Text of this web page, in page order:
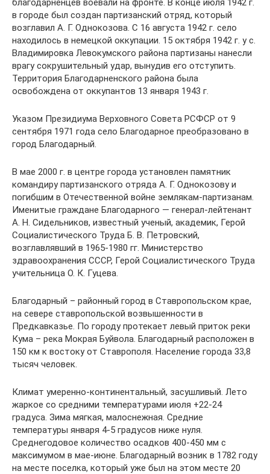
благодарненцев воевали на фронте. В конце июля 1942 г.
в городе был создан партизанский отряд, который
возглавил А. Г. Однокозова. С 16 августа 1942 г. село
находилось в немецкой оккупации. 15 октября 1942 г. у с.
Владимировка Левокумского района партизаны нанесли
врагу сокрушительный удар, вынудив его отступить.
Территория Благодарненского района была
освобождена от оккупантов 13 января 1943 г.
Указом Президиума Верховного Совета РСФСР от 9
сентября 1971 года село Благодарное преобразовано в
город Благодарный.
В мае 2000 г. в центре города установлен памятник
командиру партизанского отряда А. Г. Однокозову и
погибшим в Отечественной войне землякам-партизанам.
Именитые граждане Благодарного — генерал-лейтенант
А. Н. Сидельников, известный ученый, академик, Герой
Социалистического Труда Б. В. Петровский,
возглавлявший в 1965-1980 гг. Министерство
здравоохранения СССР, Герой Социалистического Труда
учительница О. К. Гуцева.
Благодарный – районный город в Ставропольском крае,
на севере ставропольской возвышенности в
Предкавказье. По городу протекает левый приток реки
Кума – река Мокрая Буйвола. Благодарный расположен в
150 км к востоку от Ставрополя. Население города 33,8
тысяч человек.
Климат умеренно-континентальный, засушливый. Лето
жаркое со средними температурами июля +22-24
градуса. Зима мягкая, малоснежная. Средние
температуры января 4-5 градусов ниже нуля.
Среднегодовое количество осадков 400-450 мм с
максимумом в мае-июне. Благодарный возник в 1782 году
на месте поселка, который уже был на этом месте 20